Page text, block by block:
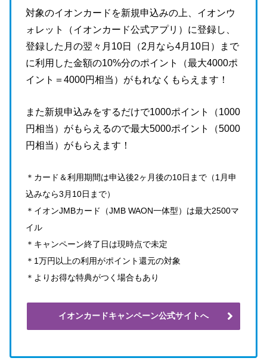
対象のイオンカードを新規申込みの上、イオンウ
ォレット（イオンカード公式アプリ）に登録し、
登録した月の翌々月10日（2月なら4月10日）まで
に利用した金額の10%分のポイント（最大4000ポ
イント＝4000円相当）がもれなくもらえます！
また新規申込みをするだけで1000ポイント（1000
円相当）がもらえるので最大5000ポイント（5000
円相当）がもらえます！
＊カード＆利用期間は申込後2ヶ月後の10日まで（1月申
込みなら3月10日まで）
＊イオンJMBカード（JMB WAON一体型）は最大2500マ
イル
＊キャンペーン終了日は現時点で未定
＊1万円以上の利用がポイント還元の対象
＊よりお得な特典がつく場合もあり
イオンカードキャンペーン公式サイトへ